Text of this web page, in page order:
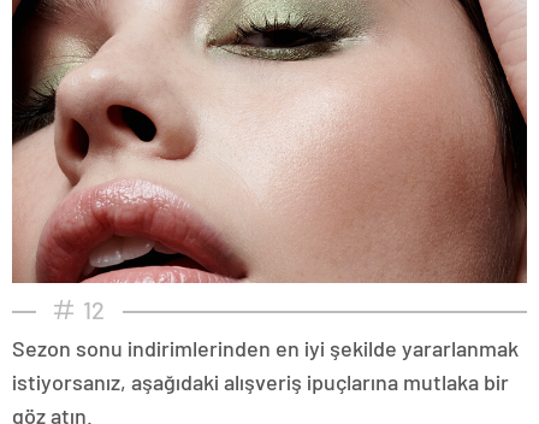
12
Sezon sonu indirimlerinden en iyi şekilde yararlanmak
istiyorsanız, aşağıdaki alışveriş ipuçlarına mutlaka bir
göz atın.